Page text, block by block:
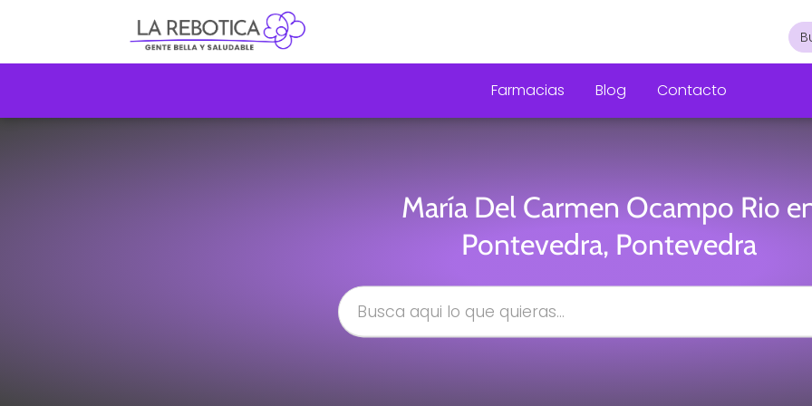
Farmacias Blog Contacto
María Del Carmen Ocampo Rio
Pontevedra, Pontevedra